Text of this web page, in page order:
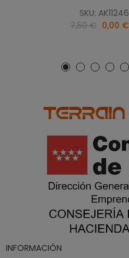
SKU: AK11246
7,50 € 0,00 €
INFORMACIÓN